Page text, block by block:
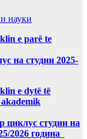
науки
e parë te
на студии 2025-
e dytë të
циклус студии на
2026 година